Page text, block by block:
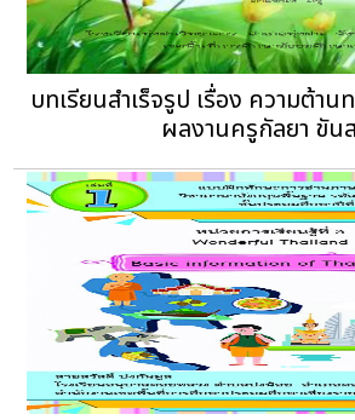
บทเรียนสำเร็จรูป เรื่อง ความต้า
ผลงานครูกัลยา ขัน